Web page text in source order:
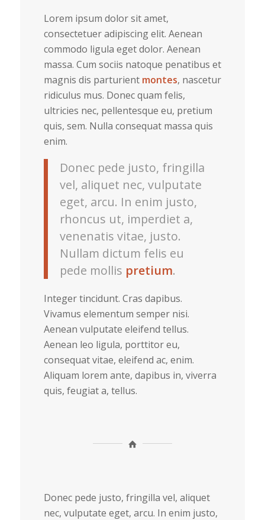
Lorem ipsum dolor sit amet,
consectetuer adipiscing elit. Aenean
commodo ligula eget dolor. Aenean
massa. Cum sociis natoque penatibus et
magnis dis parturient montes, nascetur
ridiculus mus. Donec quam felis,
ultricies nec, pellentesque eu, pretium
quis, sem. Nulla consequat massa quis
enim.
Donec pede justo, fringilla
vel, aliquet nec, vulputate
eget, arcu. In enim justo,
rhoncus ut, imperdiet a,
venenatis vitae, justo.
Nullam dictum felis eu
pede mollis pretium.
Integer tincidunt. Cras dapibus.
Vivamus elementum semper nisi.
Aenean vulputate eleifend tellus.
Aenean leo ligula, porttitor eu,
consequat vitae, eleifend ac, enim.
Aliquam lorem ante, dapibus in, viverra
quis, feugiat a, tellus.
Donec pede justo, fringilla vel, aliquet
nec, vulputate eget, arcu. In enim justo,